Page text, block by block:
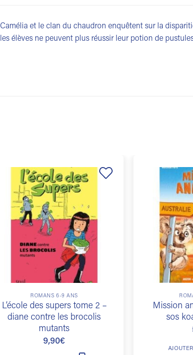
Camélia et le clan du chaudron enquêtent sur la
les élèves ne peuvent plus réussir leur potion de
ROMANS 6-9 ANS
L’école des supers tome 2 –
diane contre les brocolis
mutants
9,90€
Mission
sos